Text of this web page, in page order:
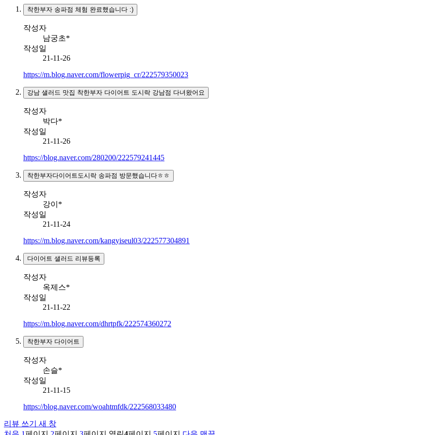
착한부자 송파점 체험 완료했습니다 :)
작성자
남궁초*
작성일
21-11-26
https://m.blog.naver.com/flowerpig_cr/222579350023
강남 샐러드 맛집 착한부자 다이어트 도시락 강남점 다녀왔어요
작성자
박다*
작성일
21-11-26
https://blog.naver.com/280200/222579241445
착한부자다이어트도시락 송파점 방문했습니다ㅎㅎ
작성자
강이*
작성일
21-11-24
https://m.blog.naver.com/kangyiseul03/222577304891
다이어트 샐러드 리뷰등록
작성자
옥제스*
작성일
21-11-22
https://m.blog.naver.com/dhrtpfk/222574360272
착한부자 다이어트
작성자
손슬*
작성일
21-11-15
https://blog.naver.com/woahtmfdk/222568033480
리뷰 쓰기
새 창